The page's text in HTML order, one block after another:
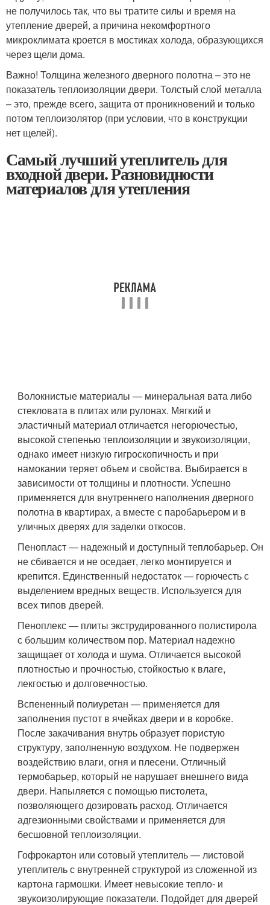
не получилось так, что вы тратите силы и время на
утепление дверей, а причина некомфортного
микроклимата кроется в мостиках холода, образующихся
через щели дома.
Важно! Толщина железного дверного полотна – это не
показатель теплоизоляции двери. Толстый слой металла
– это, прежде всего, защита от проникновений и только
потом теплоизолятор (при условии, что в конструкции
нет щелей).
Самый лучший утеплитель для
входной двери. Разновидности
материалов для утепления
Волокнистые материалы — минеральная вата либо
стекловата в плитах или рулонах. Мягкий и
эластичный материал отличается негорючестью,
высокой степенью теплоизоляции и звукоизоляции,
однако имеет низкую гигроскопичность и при
намокании теряет объем и свойства. Выбирается в
зависимости от толщины и плотности. Успешно
применяется для внутреннего наполнения дверного
полотна в квартирах, а вместе с паробарьером и в
уличных дверях для заделки откосов.
Пенопласт — надежный и доступный теплобарьер. Он
не сбивается и не оседает, легко монтируется и
крепится. Единственный недостаток — горючесть с
выделением вредных веществ. Используется для
всех типов дверей.
Пеноплекс — плиты экструдированного полистирола
с большим количеством пор. Материал надежно
защищает от холода и шума. Отличается высокой
плотностью и прочностью, стойкостью к влаге,
лекгостью и долговечностью.
Вспененный полиуретан — применяется для
заполнения пустот в ячейках двери и в коробке.
После закачивания внутрь образует пористую
структуру, заполненную воздухом. Не подвержен
воздействию влаги, огня и плесени. Отличный
термобарьер, который не нарушает внешнего вида
двери. Напыляется с помощью пистолета,
позволяющего дозировать расход. Отличается
адгезионными свойствами и применяется для
бесшовной теплоизоляции.
Гофрокартон или сотовый утеплитель — листовой
утеплитель с внутренней структурой из сложенной из
картона гармошки. Имеет невысокие тепло- и
звукоизолирующие показатели. Подойдет для дверей